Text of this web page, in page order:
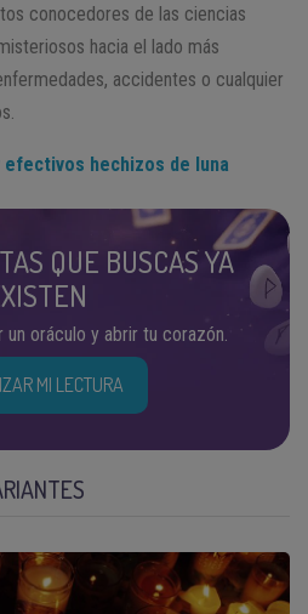
conocedores de las ciencias
hacia el lado más
accidentes o cualquier
efectivos hechizos de luna
QUE BUSCAS YA
oráculo y abrir tu corazón.
MI LECTURA